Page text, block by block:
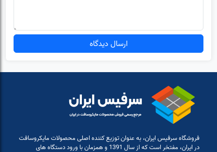
ارسال دیدگاه
فروشگاه سرفیس ایران، به عنوان توزیع کننده اصلی محصولات مایکروسافت
در ایران، مفتخر است که از سال 1391 و همزمان با ورود دستگاه های